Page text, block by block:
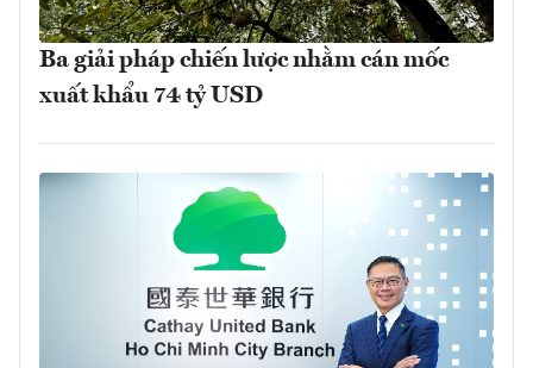
Ba giải pháp chiến lược nhằm cán mốc
xuất khẩu 74 tỷ USD